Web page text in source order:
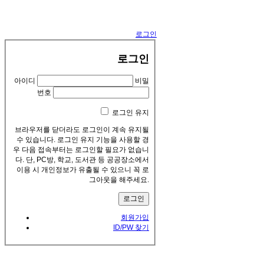
로그인
로그인
아이디
비밀
번호
로그인 유지
브라우저를 닫더라도 로그인이 계속 유지될
수 있습니다. 로그인 유지 기능을 사용할 경
우 다음 접속부터는 로그인할 필요가 없습니
다. 단, PC방, 학교, 도서관 등 공공장소에서
이용 시 개인정보가 유출될 수 있으니 꼭 로
그아웃을 해주세요.
회원가입
ID/PW 찾기